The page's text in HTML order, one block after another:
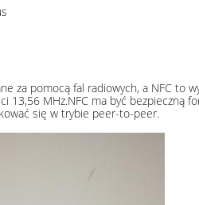
za pomocą fal radiowych, a NFC to
13,56 MHz.NFC ma być
się w trybie peer-to-peer.